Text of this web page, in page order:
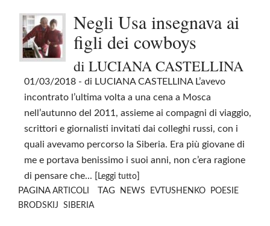
Negli Usa insegnava ai
figli dei cowboys
di LUCIANA CASTELLINA
01/03/2018 - di LUCIANA CASTELLINA L’avevo
incontrato l’ultima volta a una cena a Mosca
nell’autunno del 2011, assieme ai compagni di viaggio,
scrittori e giornalisti invitati dai colleghi russi, con i
quali avevamo percorso la Siberia. Era più giovane di
me e portava benissimo i suoi anni, non c’era ragione
di pensare che... [ Leggi tutto]
PAGINA ARTICOLI TAG NEWS EVTUSHENKO
POESIE
BRODSKIJ
SIBERIA